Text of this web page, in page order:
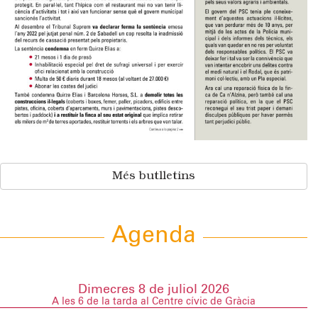
Més butlletins
Agenda
Dimecres 8 de juliol 2026
A les 6 de la tarda al Centre cívic de Gràcia